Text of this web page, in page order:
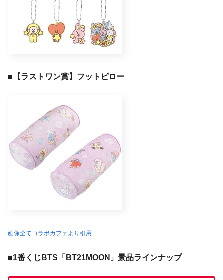
■ 【ラストワン賞】フットピロー
画像全てコラボカフェより引用
■1番くじBTS「BT21MOON」景品ラインナップ